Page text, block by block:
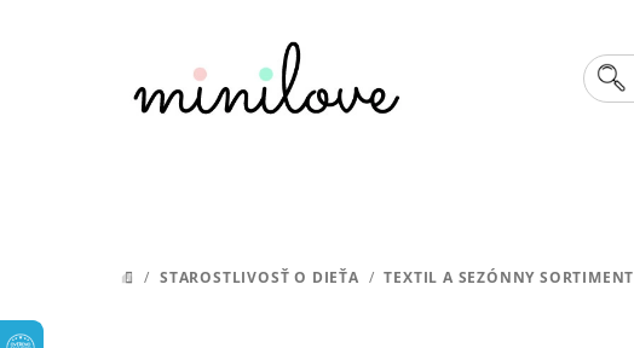
DOMOV
/ STAROSTLIVOSŤ O DIEŤA / TEXTIL A SEZÓNNY SORTIMENT